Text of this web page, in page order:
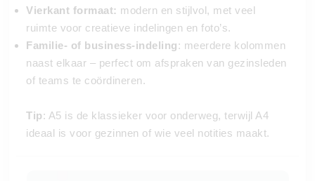
Vierkant formaat: modern en stijlvol, met veel
ruimte voor creatieve indelingen en foto’s.
Familie- of business-indeling: meerdere kolommen
naast elkaar – perfect om afspraken van gezinsleden
of teams te coördineren.
Tip: A5 is de klassieker voor onderweg, terwijl A4
ideaal is voor gezinnen of wie veel notities maakt.